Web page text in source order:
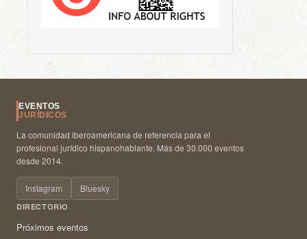
EVENTOS
JURÍDICOS
La comunidad iberoamericana de referencia para el
profesional jurídico hispanohablante. Más de 30.000 eventos
desde 2014.
Instagram Bluesky
DIRECTORIO
Próximos eventos